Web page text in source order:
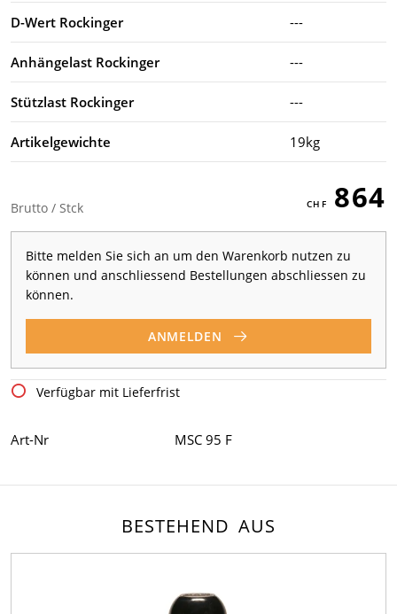
D-Wert Rockinger ---
Anhängelast Rockinger ---
Stützlast Rockinger ---
Artikelgewichte 19kg
Brutto / Stck 864
Bitte melden Sie sich an um den Warenkorb nutzen zu
können und anschliessend Bestellungen abschliessen zu
können.
ANMELDEN
Verfügbar mit Lieferfrist
Art-Nr MSC 95 F
BESTEHEND AUS